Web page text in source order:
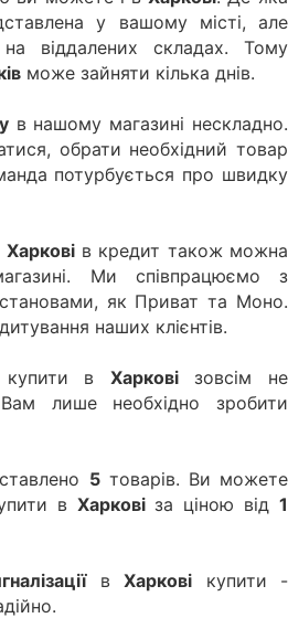
у вашому місті, але
віддалених складах. Тому
може зайняти кілька днів.
в нашому магазині нескладно.
обрати необхідний товар
потурбується про швидку
Харкові в кредит також можна
Ми співпрацюємо з
як Приват та Моно.
наших клієнтів.
купити в Харковізовсім не
лише необхідно зробити
5товарів. Ви можете
в Харкові за ціною від 1
вХаркові купити -